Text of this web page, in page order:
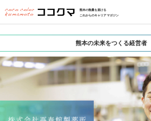
熊本の熱量を届ける
これからのキャリアマガジン
熊本の未来をつくる経営者